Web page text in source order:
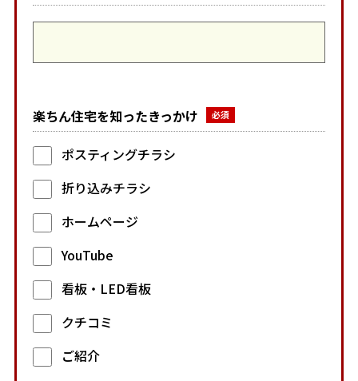
楽ちん住宅を知ったきっかけ
ポスティングチラシ
折り込みチラシ
ホームページ
YouTube
看板・LED看板
クチコミ
ご紹介